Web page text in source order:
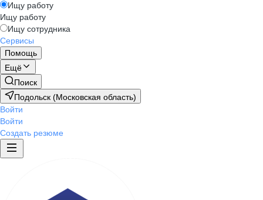
Ищу работу
Ищу работу
Ищу сотрудника
Сервисы
Помощь
Ещё
Поиск
Подольск (Московская область)
Войти
Войти
Создать резюме